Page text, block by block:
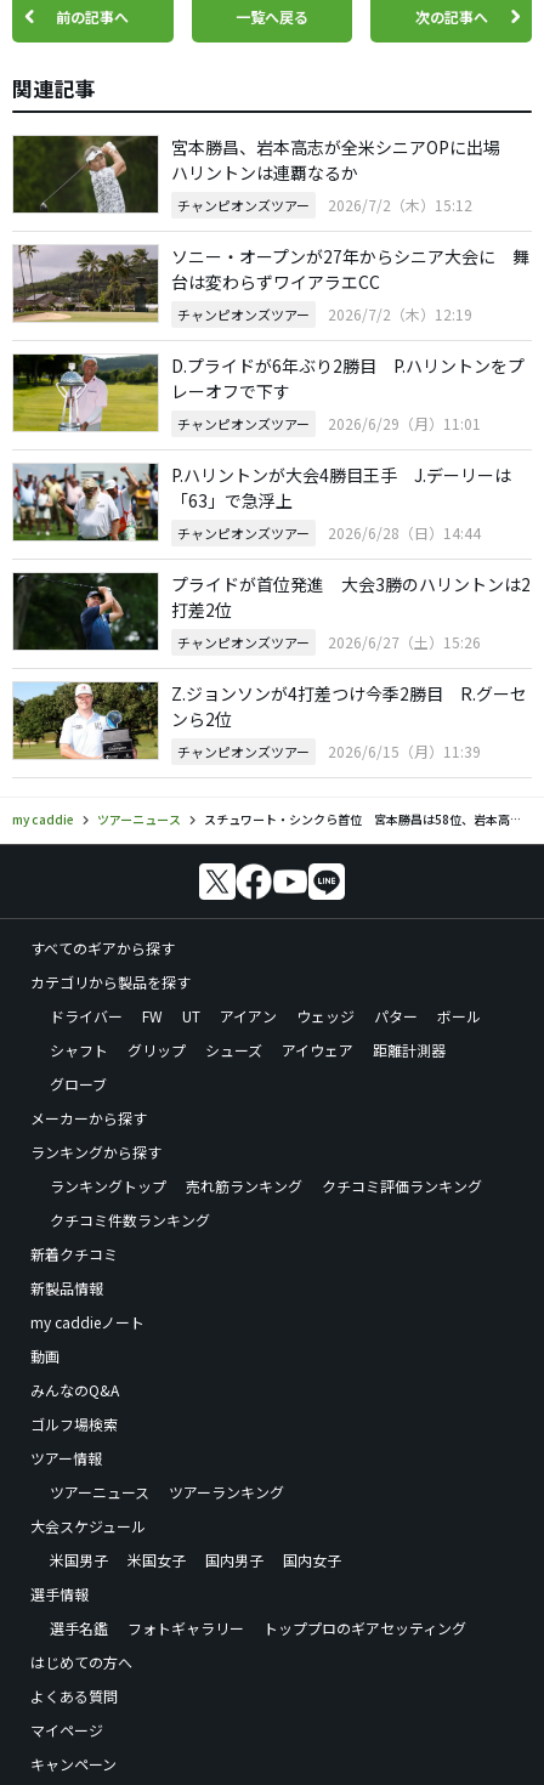
前の記事へ 一覧へ戻る 次の記事へ
関連記事
宮本勝昌、岩本高志が全米シニアOPに出場
ハリントンは連覇なるか
チャンピオンズツアー 2026/7/2（木）15:12
ソニー・オープンが27年からシニア大会に 舞
台は変わらずワイアラエCC
チャンピオンズツアー 2026/7/2（木）12:19
D.プライドが6年ぶり2勝目 P.ハリントンをプ
レーオフで下す
チャンピオンズツアー 2026/6/29（月）11:01
P.ハリントンが大会4勝目王手 J.デーリーは
「63」で急浮上
チャンピオンズツアー 2026/6/28（日）14:44
プライドが首位発進 大会3勝のハリントンは2
打差2位
チャンピオンズツアー 2026/6/27（土）15:26
Z.ジョンソンが4打差つけ今季2勝目 R.グーセ
ンら2位
チャンピオンズツアー 2026/6/15（月）11:39
my caddie ツアーニュース スチュワート・シンクら首位 宮本勝昌は58位、岩本高志は79位
すべてのギアから探す
カテゴリから製品を探す
ドライバー
FW UT アイアン ウェッジ パター
ボール
シャフト
グリップ シューズ アイウェア
距離計測器
グローブ
メーカーから探す
ランキングから探す
ランキングトップ
売れ筋ランキング
クチコミ評価ランキング
クチコミ件数ランキング
新着クチコミ
新製品情報
my caddieノート
動画
みんなのQ&A
ゴルフ場検索
ツアー情報
ツアーニュース
ツアーランキング
大会スケジュール
米国男子
米国女子 国内男子
国内女子
選手情報
選手名鑑
フォトギャラリー
トッププロのギアセッティング
はじめての方へ
よくある質問
マイページ
キャンペーン